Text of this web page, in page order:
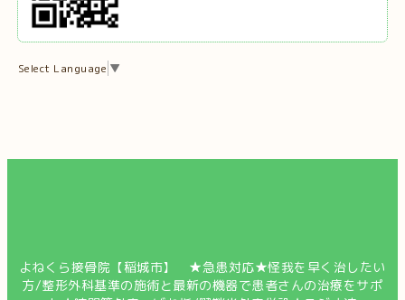
Select Language ▼
よねくら接骨院【稲城市】 ★急患対応★怪我を早く治したい
方/整形外科基準の施術と最新の機器で患者さんの治療をサポ